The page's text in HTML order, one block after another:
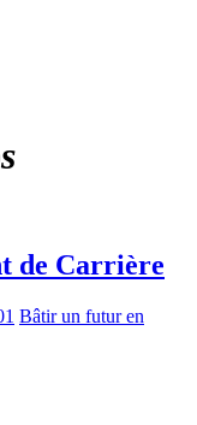
de Carrière
Bâtir un futur en